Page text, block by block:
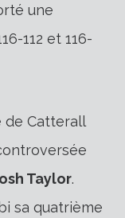
une
112 et 116-
de Catterall
Taylor.
sa quatrième